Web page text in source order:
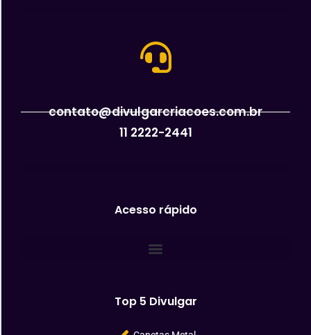
contato@divulgarcriacoes.com.br
11 2222-2441
Acesso rápido
Top 5 Divulgar